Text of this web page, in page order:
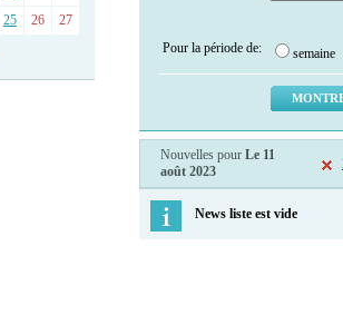
25 26
27
Pour la période de: semaine
Nouvelles pour Le 11
août 2023
News liste est vide